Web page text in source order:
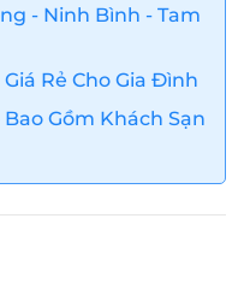
- Ninh Bình - Tam
Rẻ Cho Gia Đình
Gồm Khách Sạn